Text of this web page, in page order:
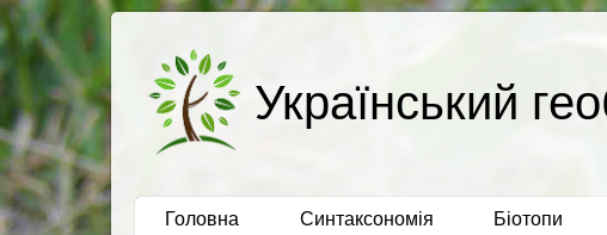
Український
Головна Синтаксономія Біотопи